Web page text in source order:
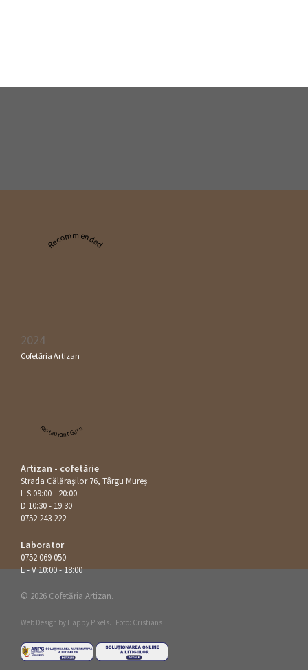
Recommended
2024
Cofetăria Artizan
Restaurant Guru
Artizan - cofetărie
Strada Călăraşilor 76, Târgu Mureș
L-S 09:00 - 20:00
D 10:30 - 19:30
0752 243 222
Laborator
0752 069 050
L - V 10:00 - 18:00
© 2026 Cofetăria Artizan.
Web Design by Happy Pixels. Foto: Cristians